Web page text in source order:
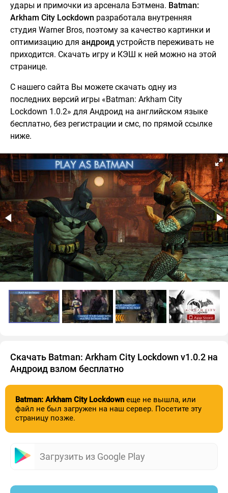
удары и примочки из арсенала Бэтмена. Batman:
Arkham City Lockdown разработала внутренняя
студия Warner Bros, поэтому за качество картинки и
оптимизацию для андроид устройств переживать не
приходится. Скачать игру и КЭШ к ней можно на этой
странице.
С нашего сайта Вы можете скачать одну из
последних версий игры «Batman: Arkham City
Lockdown 1.0.2» для Андроид на английском языке
бесплатно, без регистрации и смс, по прямой ссылке
ниже.
Скачать Batman: Arkham City Lockdown v1.0.2 на
Андроид взлом бесплатно
Batman: Arkham City Lockdown еще не вышла, или
файл не был загружен на наш сервер. Посетите эту
страницу позже.
Загрузить из Google Play